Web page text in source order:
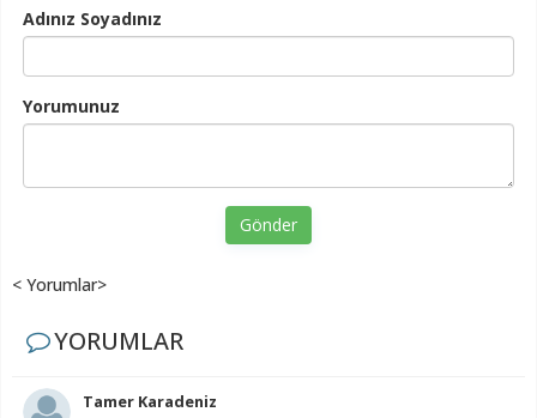
Adınız Soyadınız
Yorumunuz
Gönder
< Yorumlar>
YORUMLAR
Tamer Karadeniz